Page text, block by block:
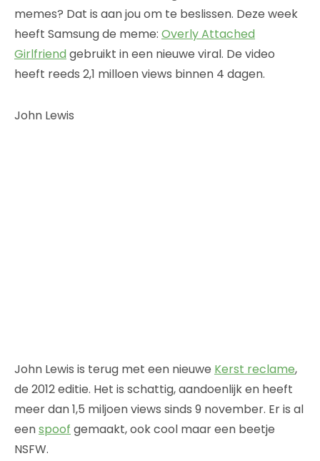
memes? Dat is aan jou om te beslissen. Deze week
heeft Samsung de meme: Overly Attached
Girlfriend gebruikt in een nieuwe viral. De video
heeft reeds 2,1 milloen views binnen 4 dagen.
John Lewis
John Lewis is terug met een nieuwe Kerst reclame,
de 2012 editie. Het is schattig, aandoenlijk en heeft
meer dan 1,5 miljoen views sinds 9 november. Er is al
eenspoof gemaakt, ook cool maar een beetje
NSFW.